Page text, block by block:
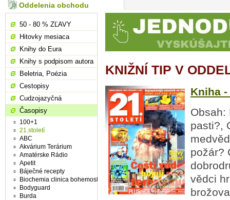
KNIŽNÍ TIP V
Kniha -
Obsah:
pasti?,
požár?
vědci
Oddelenia obchodu
50 - 80 % ZĽAVY
Hitovky mesiaca
Knihy do Eura
Knihy s podpisom autora
Beletria, Poézia
Cestopisy
Cudzojazyčná
Časopisy
100+1
21.století
ABC
Akvárium Terárium
Amatérske Rádio
Apetit
Báječné recepty
Biochemia clinica bohemoslovaca
Bodyguard
Burda